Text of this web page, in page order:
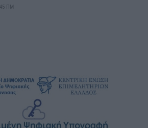
ΠΜ